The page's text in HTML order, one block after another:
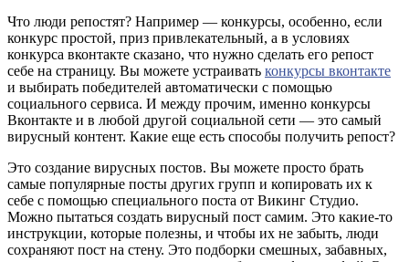
Что люди репостят? Например — конкурсы, особенно, если
конкурс простой, приз привлекательный, а в условиях
конкурса вконтакте сказано, что нужно сделать его репост
себе на страницу. Вы можете устраивать конкурсы вконтакте
и выбирать победителей автоматически с помощью
социального сервиса. И между прочим, именно конкурсы
Вконтакте и в любой другой социальной сети — это самый
вирусный контент. Какие еще есть способы получить репост?
Это создание вирусных постов. Вы можете просто брать
самые популярные посты других групп и копировать их к
себе с помощью специального поста от Викинг Студио.
Можно пытаться создать вирусный пост самим. Это какие-то
инструкции, которые полезны, и чтобы их не забыть, люди
сохраняют пост на стену. Это подборки смешных, забавных,